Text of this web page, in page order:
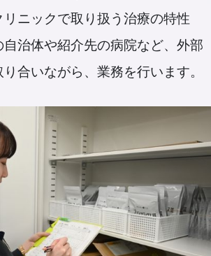
リニックで取り扱う治療の特性
自治体や紹介先の病院など、外部
合いながら、業務を行います。